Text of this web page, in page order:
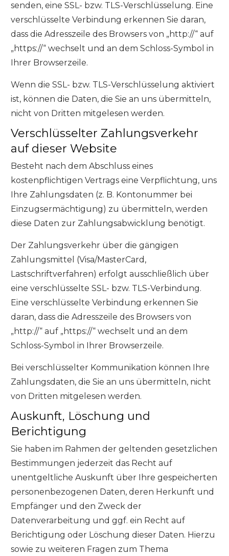
senden, eine SSL- bzw. TLS-Verschlüsselung. Eine
verschlüsselte Verbindung erkennen Sie daran,
dass die Adresszeile des Browsers von „http://“ auf
„https://“ wechselt und an dem Schloss-Symbol in
Ihrer Browserzeile.
Wenn die SSL- bzw. TLS-Verschlüsselung aktiviert
ist, können die Daten, die Sie an uns übermitteln,
nicht von Dritten mitgelesen werden.
Verschlüsselter Zahlungsverkehr
auf dieser Website
Besteht nach dem Abschluss eines
kostenpflichtigen Vertrags eine Verpflichtung, uns
Ihre Zahlungsdaten (z. B. Kontonummer bei
Einzugsermächtigung) zu übermitteln, werden
diese Daten zur Zahlungsabwicklung benötigt.
Der Zahlungsverkehr über die gängigen
Zahlungsmittel (Visa/MasterCard,
Lastschriftverfahren) erfolgt ausschließlich über
eine verschlüsselte SSL- bzw. TLS-Verbindung.
Eine verschlüsselte Verbindung erkennen Sie
daran, dass die Adresszeile des Browsers von
„http://“ auf „https://“ wechselt und an dem
Schloss-Symbol in Ihrer Browserzeile.
Bei verschlüsselter Kommunikation können Ihre
Zahlungsdaten, die Sie an uns übermitteln, nicht
von Dritten mitgelesen werden.
Auskunft, Löschung und
Berichtigung
Sie haben im Rahmen der geltenden gesetzlichen
Bestimmungen jederzeit das Recht auf
unentgeltliche Auskunft über Ihre gespeicherten
personenbezogenen Daten, deren Herkunft und
Empfänger und den Zweck der
Datenverarbeitung und ggf. ein Recht auf
Berichtigung oder Löschung dieser Daten. Hierzu
sowie zu weiteren Fragen zum Thema